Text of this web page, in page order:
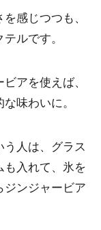
感じつつも、
ルです。
アを使えば、
味わいに。
人は、グラス
も入れて、氷を
ジンジャービア